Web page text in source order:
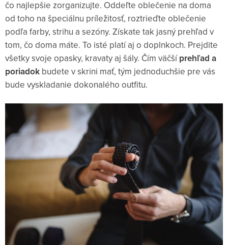
čo najlepšie zorganizujte. Oddeľte oblečenie na doma
od toho na špeciálnu príležitosť, roztrieďte oblečenie
podľa farby, strihu a sezóny. Získate tak jasný prehľad v
tom, čo doma máte. To isté platí aj o doplnkoch. Prejdite
všetky svoje opasky, kravaty aj šály. Čím väčšíprehľad a
poriadok budete v skrini mať, tým jednoduchšie pre vás
bude vyskladanie dokonalého outfitu.